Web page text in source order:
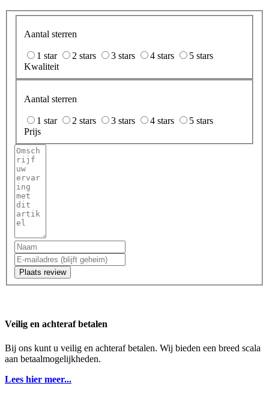
Aantal sterren
1 star 2 stars 3 stars 4 stars
5 stars
Kwaliteit
Aantal sterren
1 star 2 stars 3 stars 4 stars
5 stars
Prijs
Plaats review
Veilig en achteraf betalen
Bij ons kunt u veilig en achteraf betalen. Wij bieden een breed scala
aan betaalmogelijkheden.
Lees hier meer...